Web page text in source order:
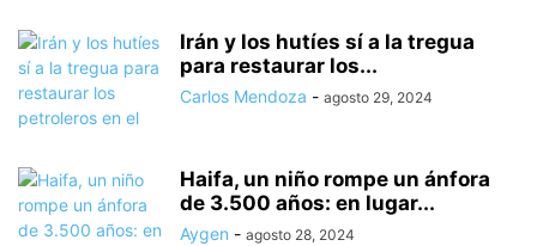
Irán y los hutíes sí a la tregua
para restaurar los...
Carlos Mendoza - agosto 29, 2024
Haifa, un niño rompe un ánfora
de 3.500 años: en lugar...
Aygen - agosto 28, 2024